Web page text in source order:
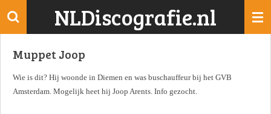
Ga
de
NLDiscografie.nl
Muppet Joop
Wie is dit? Hij woonde in Diemen en was buschauffeur bij het GVB
Amsterdam. Mogelijk heet hij Joop Arents. Info gezocht.